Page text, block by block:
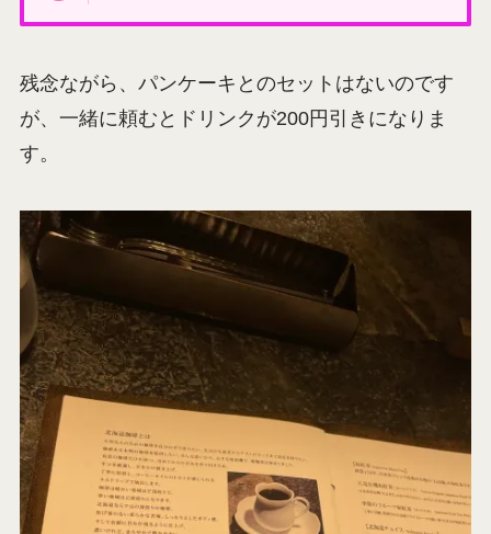
残念ながら、パンケーキとのセットはないのです
が、一緒に頼むとドリンクが200円引きになりま
す。